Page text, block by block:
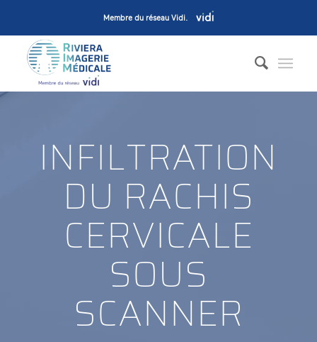
Membre du réseau Vidi.
INFILTRATION
DU RACHIS
CERVICALE
SOUS
SCANNER